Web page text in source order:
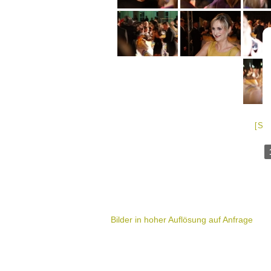
Bilder in hoher Auflösung auf Anfrage